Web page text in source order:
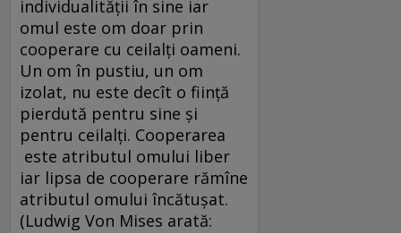
individualităţii în sine iar
omul este om doar prin
cooperare cu ceilalţi oameni.
Un om în pustiu, un om
izolat, nu este decît o fiinţă
pierdută pentru sine şi
pentru ceilalţi. Cooperarea
este atributul omului liber
iar lipsa de cooperare rămîne
atributul omului încătuşat.
(Ludwig Von Mises arată: